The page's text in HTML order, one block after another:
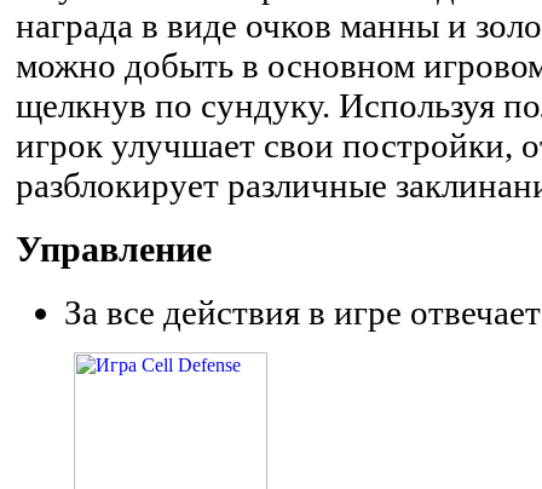
награда в виде очков манны и
можно добыть в основном
щелкнув по сундуку. Используя
игрок улучшает свои постройки,
разблокирует различные
Управление
За все действия в игре